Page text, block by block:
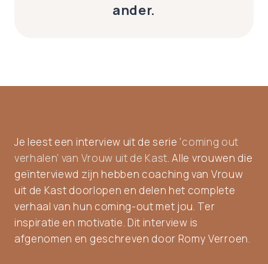
ander.
Je leest een interview uit de serie ‘coming out
verhalen’ van Vrouw uit de Kast. Alle vrouwen die
geïnterviewd zijn hebben coaching van Vrouw
uit de Kast doorlopen en delen het complete
verhaal van hun coming-out met jou. Ter
inspiratie en motivatie. Dit interview is
afgenomen en geschreven door Romy Verroen.